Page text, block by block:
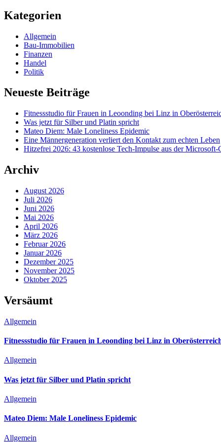
Kategorien
Allgemein
Bau-Immobilien
Finanzen
Handel
Politik
Neueste Beiträge
Fitnessstudio für Frauen in Leoonding bei Linz in
Was jetzt für Silber und Platin spricht
Mateo Diem: Male Loneliness Epidemic
Eine Männergeneration verliert den Kontakt zum echten Leben
Hitzefrei 2026: 43 kostenlose Tech-Impulse aus der
Archiv
August 2026
Juli 2026
Juni 2026
Mai 2026
April 2026
März 2026
Februar 2026
Januar 2026
Dezember 2025
November 2025
Oktober 2025
Versäumt
Allgemein
Fitnessstudio für Frauen in Leoonding bei Linz in
Allgemein
Was jetzt für Silber und Platin spricht
Allgemein
Mateo Diem: Male Loneliness Epidemic
Allgemein